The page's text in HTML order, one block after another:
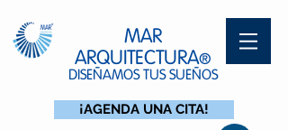
MAR
ARQUITECTURA®
DISEÑAMOS TUS SUEÑOS
¡AGENDA UNA CITA!